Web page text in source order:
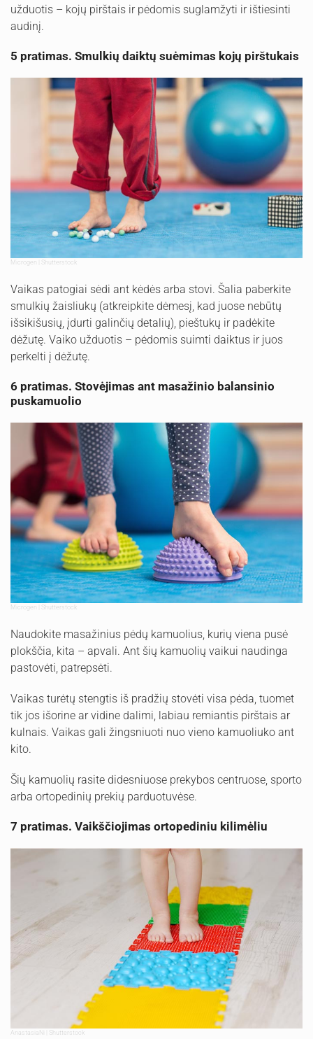
užduotis – kojų pirštais ir pėdomis suglamžyti ir ištiesinti
audinį.
5 pratimas. Smulkių daiktų suėmimas kojų pirštukais
Microgen | Shutterstock
Vaikas patogiai sėdi ant kėdės arba stovi. Šalia paberkite
smulkių žaisliukų (atkreipkite dėmesį, kad juose nebūtų
išsikišusių, įdurti galinčių detalių), pieštukų ir padėkite
dėžutę. Vaiko užduotis – pėdomis suimti daiktus ir juos
perkelti į dėžutę.
6 pratimas. Stovėjimas ant masažinio balansinio
puskamuolio
Microgen | Shutterstock
Naudokite masažinius pėdų kamuolius, kurių viena pusė
plokščia, kita – apvali. Ant šių kamuolių vaikui naudinga
pastovėti, patrepsėti.
Vaikas turėtų stengtis iš pradžių stovėti visa pėda, tuomet
tik jos išorine ar vidine dalimi, labiau remiantis pirštais ar
kulnais. Vaikas gali žingsniuoti nuo vieno kamuoliuko ant
kito.
Šių kamuolių rasite didesniuose prekybos centruose, sporto
arba ortopedinių prekių parduotuvėse.
7 pratimas. Vaikščiojimas ortopediniu kilimėliu
AnastasiaNi | Shutterstock